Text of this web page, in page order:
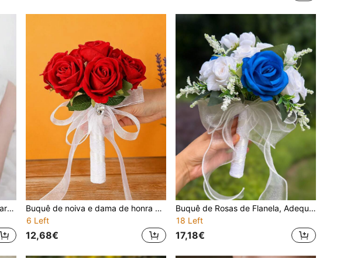
1 par de luvas longas de noiva para casamento, luvas de casamento brancas até ao cotovelo, decoração de braço para dama de honor, adereço romântico e elegante para fotografia de vestido, verão
Buquê de noiva e dama de honra de rosas artificiais de flanela, cabo de renda branca e decoração de strass LOVE, buquê para lançamento em casamento, presente de Dia dos Namorados
6 Left
12,68€
Buquê de Rosas de Flanela, Adequado para Noivas e Madrinhas, Decorado com Fita de Tule Branco Pérola, Ideal para Casamentos, Dia dos Namorados, Cerimónias de Formatura, Dia da Guirlanda de Flores e Outras Ocasiões como Presente de Buquê
18 Left
17,18€